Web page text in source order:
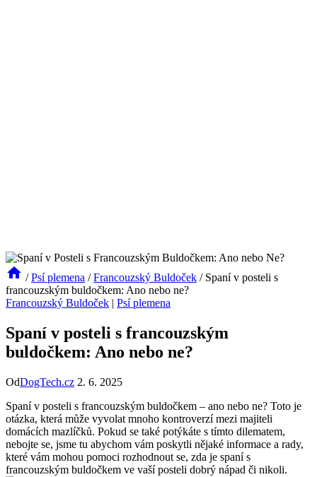
/ Psí plemena / Francouzský Buldoček / Spaní v posteli s
francouzským buldočkem: Ano nebo ne?
Francouzský Buldoček | Psí plemena
Spaní v posteli s francouzským
buldočkem: Ano nebo ne?
OdDogTech.cz 2. 6. 2025
Spaní⁣ v posteli s francouzským buldočkem – ano ⁢nebo ⁢ne? Toto je
otázka, která‌ může ‍vyvolat mnoho kontroverzí mezi⁤ majiteli
domácích ⁤mazlíčků. Pokud ⁢se také potýkáte s‌ tímto dilematem,⁤
nebojte se, jsme​ tu abychom vám poskytli⁣ nějaké ​informace a‌ rady,‌
které vám mohou pomoci rozhodnout ​se, zda ⁤je spaní‍ s
francouzským buldočkem ​ve‌ vaší posteli dobrý nápad či ‌nikoli.